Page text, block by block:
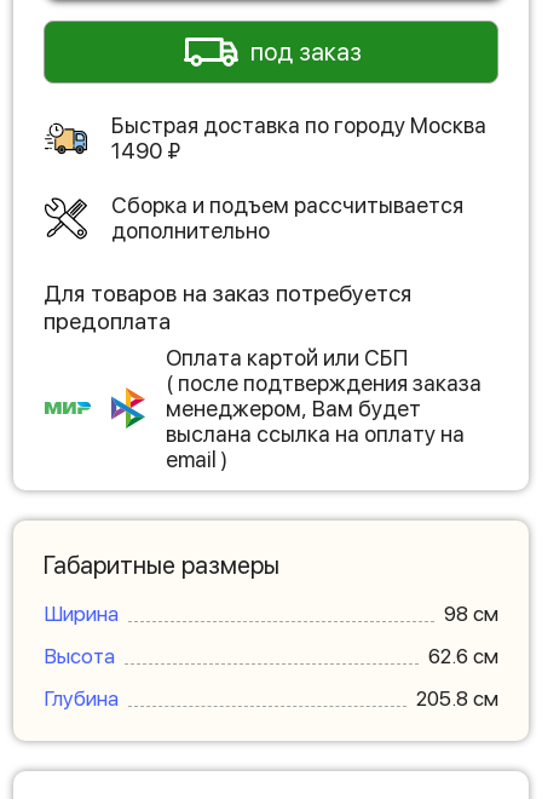
под заказ
Быстрая доставка по городу Москва
1490 ₽
Сборка и подъем рассчитывается
дополнительно
Для товаров на заказ потребуется
предоплата
Оплата картой или СБП
( после подтверждения заказа
менеджером, Вам будет
выслана ссылка на оплату на
email )
Габаритные размеры
Ширина
98 см
Высота
62.6 см
Глубина
205.8 см